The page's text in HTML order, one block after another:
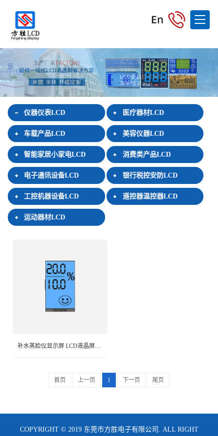
仪器仪表LCD 医疗器材LCD
车载产品LCD 美容仪器LCD
智能家居小家电LCD 消费类产品LCD
电子通讯设备LCD 银行税控安防LCD
工控机器设备LCD 遥控器温控器LCD
运动器材LCD
首页 上一页 1 下一页 尾页
COPYRIGHT © 2019 东莞市方胜电子有限公司. ALL RIGHT